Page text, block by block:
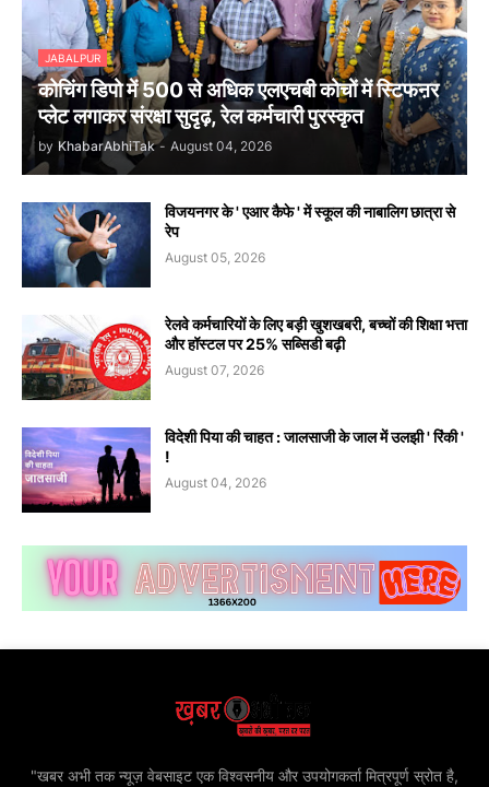
JABALPUR
कोचिंग डिपो में 500 से अधिक एलएचबी कोचों में स्टिफऩर
प्लेट लगाकर संरक्षा सुदृढ़, रेल कर्मचारी पुरस्कृत
by KhabarAbhiTak - August 04, 2026
विजयनगर के ' एआर कैफे ' में स्कूल की नाबालिग छात्रा से
रेप
August 05, 2026
रेलवे कर्मचारियों के लिए बड़ी खुशखबरी, बच्चों की शिक्षा भत्ता
और हॉस्टल पर 25% सब्सिडी बढ़ी
August 07, 2026
विदेशी पिया की चाहत : जालसाजी के जाल में उलझी ' रिंकी '
!
August 04, 2026
"खबर अभी तक न्यूज़ वेबसाइट एक विश्वसनीय और उपयोगकर्ता मित्रपूर्ण स्रोत है,